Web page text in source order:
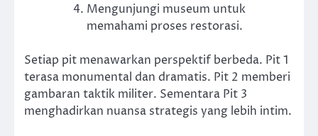
Mengunjungi museum untuk
memahami proses restorasi.
Setiap pit menawarkan perspektif berbeda. Pit 1
terasa monumental dan dramatis. Pit 2 memberi
gambaran taktik militer. Sementara Pit 3
menghadirkan nuansa strategis yang lebih intim.